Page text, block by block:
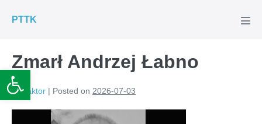
Otwórz pasek narzędzi
PTTK
Zmarł Andrzej Łabno
Redaktor | Posted on 2026-07-03